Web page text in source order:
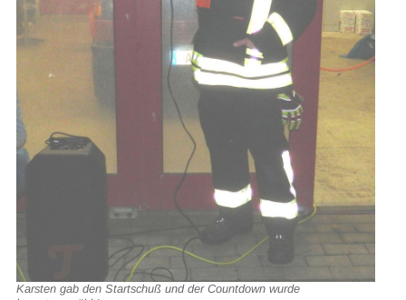
Karsten gab den Startschuß und der Countdown wurde